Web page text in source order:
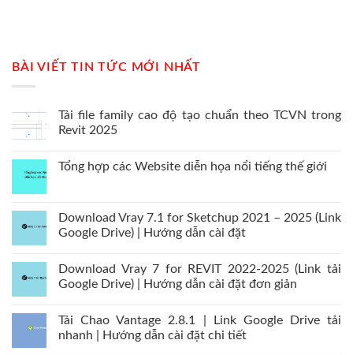
BÀI VIẾT TIN TỨC MỚI NHẤT
Tải file family cao độ tạo chuẩn theo TCVN trong
Revit 2025
Tổng hợp các Website diễn họa nổi tiếng thế giới
Download Vray 7.1 for Sketchup 2021 – 2025 (Link
Google Drive) | Hướng dẫn cài đặt
Download Vray 7 for REVIT 2022-2025 (Link tải
Google Drive) | Hướng dẫn cài đặt đơn giản
Tải Chao Vantage 2.8.1 | Link Google Drive tải
nhanh | Hướng dẫn cài đặt chi tiết